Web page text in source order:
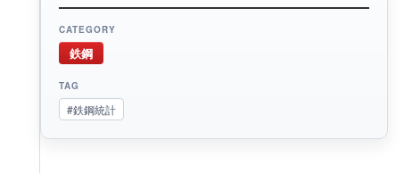
CATEGORY
鉄鋼
TAG
#鉄鋼統計